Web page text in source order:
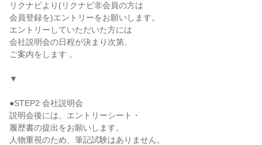
リクナビより(リクナビ非会員の方は
会員登録を)エントリーをお願いします。
エントリーしていただいた方には
会社説明会の日程が決まり次第、
ご案内をします 。
▼
●STEP2 会社説明会
説明会後には、エントリーシート・
履歴書の提出をお願いします。
人物重視のため、筆記試験はありません。